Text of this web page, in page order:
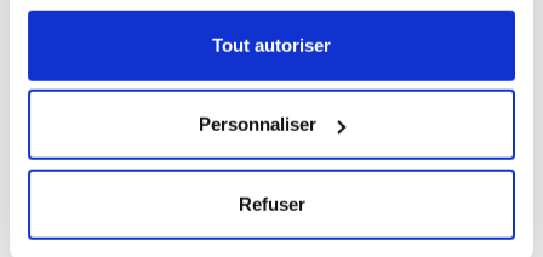
Tout autoriser
Personnaliser
Refuser
NEW NEW